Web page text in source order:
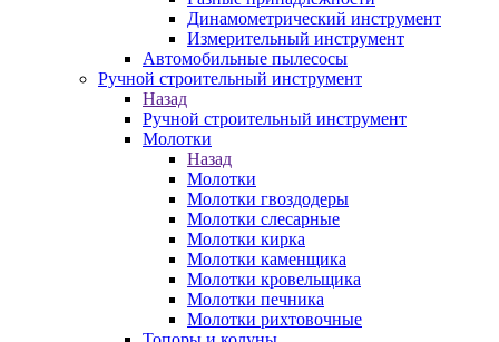
Динамометрический инструмент
Измерительный инструмент
Автомобильные пылесосы
Ручной строительный инструмент
Назад
Ручной строительный инструмент
Молотки
Назад
Молотки
Молотки гвоздодеры
Молотки слесарные
Молотки кирка
Молотки каменщика
Молотки кровельщика
Молотки печника
Молотки рихтовочные